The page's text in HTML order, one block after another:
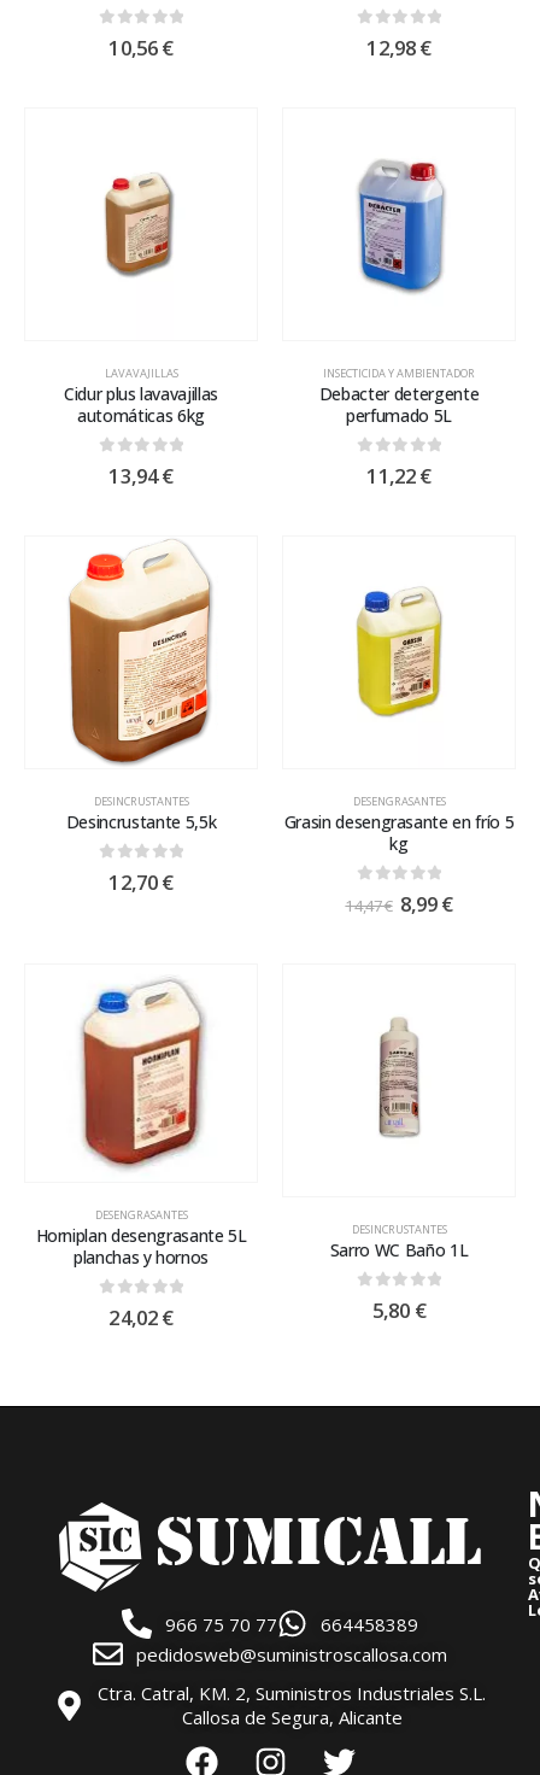
out of 5
10,56€ out of 5
12,98€
LAVAVAJILLAS
Cidur plus lavavajillas
automáticas 6kg
out of 5
13,94€
INSECTICIDA Y AMBIENTADOR
Debacter detergente
perfumado 5L
out of 5
11,22€
DESINCRUSTANTES
Desincrustante 5,5k
out of 5
12,70€
DESENGRASANTES
Grasin desengrasante en frío 5
kg
out of 5
14,47€ 8,99€
DESENGRASANTES
Horniplan desengrasante 5L
planchas y hornos
out of 5
24,02€
DESINCRUSTANTES
Sarro WC Baño 1L
out of 5
5,80 €
966 75 70 77
664458389
pedidosweb@suministroscallosa.com
Ctra. Catral, KM. 2, Suministros Industriales S.L.
Callosa de Segura, Alicante